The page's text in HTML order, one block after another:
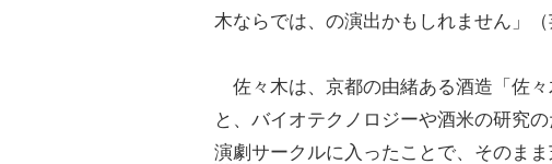
木ならでは、の演出かもしれません」（
佐々木は、京都の由緒ある酒造「佐
と、バイオテクノロジーや酒米の研究
演劇サークルに入ったことで、そのまま